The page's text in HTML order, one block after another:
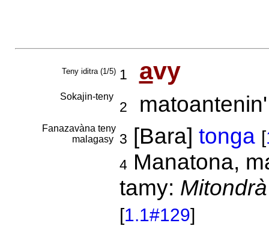
Teny iditra (1/5) 1 avy
Sokajin-teny
2
Fanazavàna teny
malagasy
3 [Bara] tonga [
4Manatona,
tamy:
[1.1#129]